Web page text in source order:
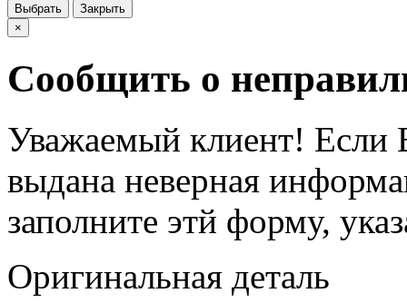
Выбрать
Закрыть
×
Сообщить о
Уважаемый клиент! Если
выдана неверная
заполните этй форму,
Оригинальная деталь